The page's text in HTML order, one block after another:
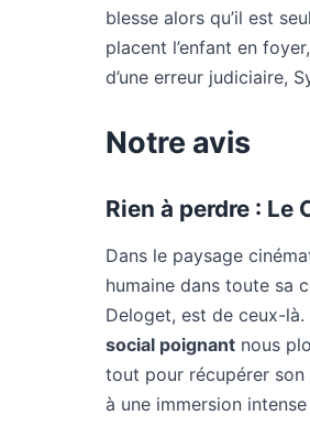
blesse alors qu’il est
placent l’enfant en
d’une erreur judiciaire,
Notre avis
Rien à perdre :
Dans le paysage
humaine dans toute sa
Deloget, est de ceux-
social poignant nous
tout pour récupérer
à une immersion